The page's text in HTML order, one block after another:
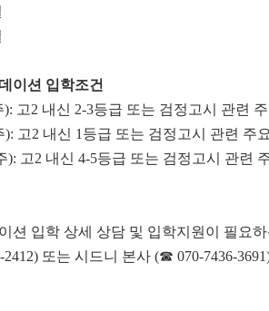
이션 입학조건
): 고2 내신 2-3등급 또는 검정고시 관련
): 고2 내신 1등급 또는 검정고시 관련 주
): 고2 내신 4-5등급 또는 검정고시 관련
션 입학 상세 상담 및 입학지원이 필요
또는 시드니 본사 (☎ 070-7436-